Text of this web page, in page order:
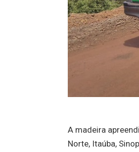
A madeira
Norte, Itaúba,